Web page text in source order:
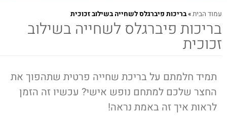
עמוד הבית»בריכות פיברגלס לשחייה בשילוב זכוכית
בריכות פיברגלס לשחייה בשילוב
זכוכית
תמיד חלמתם על בריכת שחייה פרטית שתהפוך את
החצר שלכם למתחם נופש אישי? עכשיו זה הזמן
לראות איך זה באמת נראה!